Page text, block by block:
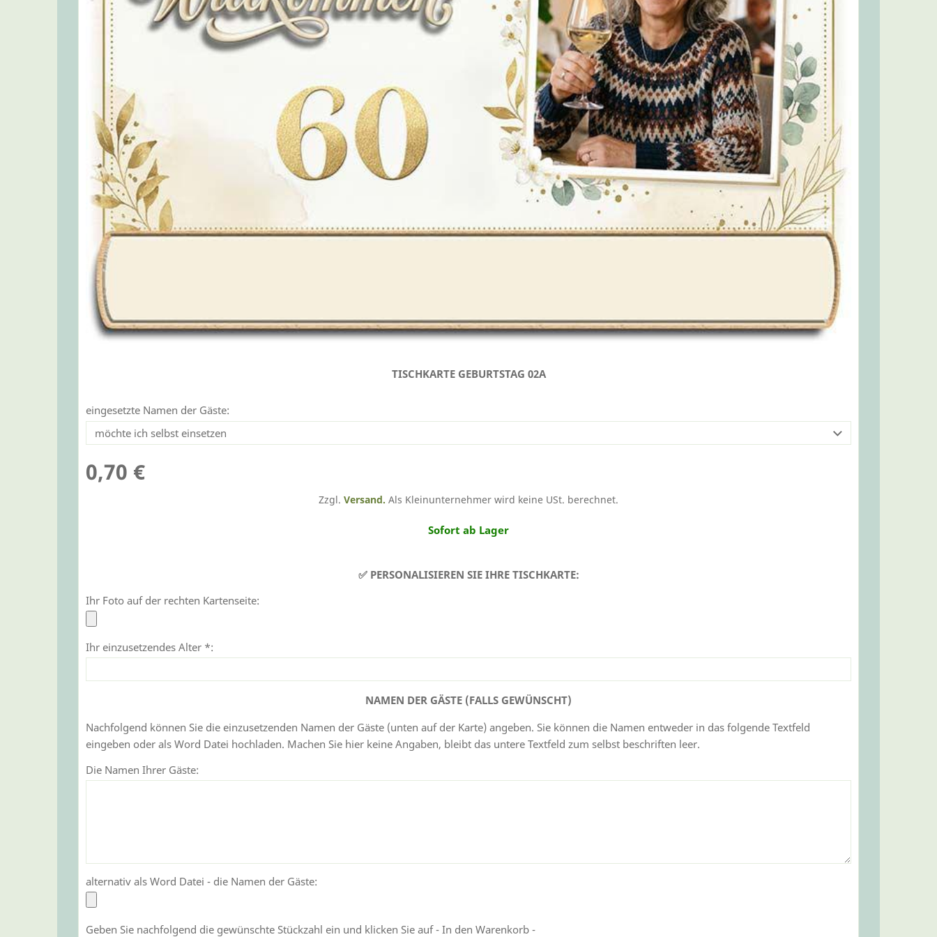
TISCHKARTE GEBURTSTAG 02A
eingesetzte Namen der Gäste:
0,70 €
Zzgl. Versand. Als Kleinunternehmer wird keine USt. berechnet.
Sofort ab Lager
✅ PERSONALISIEREN SIE IHRE TISCHKARTE:
Ihr Foto auf der rechten Kartenseite:
Ihr einzusetzendes Alter *:
NAMEN DER GÄSTE (FALLS GEWÜNSCHT)
Nachfolgend können Sie die einzusetzenden Namen der Gäste (unten auf der Karte) angeben. Sie können die Namen entweder in das folgende Textfeld
eingeben oder als Word Datei hochladen. Machen Sie hier keine Angaben, bleibt das untere Textfeld zum selbst beschriften leer.
Die Namen Ihrer Gäste:
alternativ als Word Datei - die Namen der Gäste:
Geben Sie nachfolgend die gewünschte Stückzahl ein und klicken Sie auf - In den Warenkorb -